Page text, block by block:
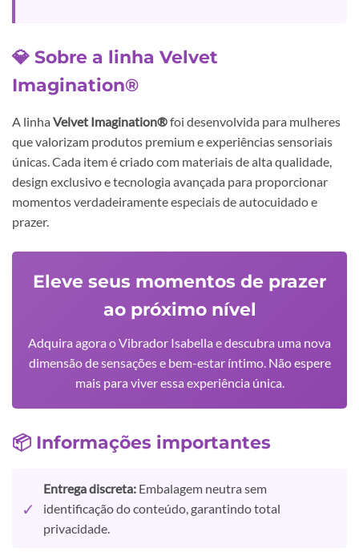
💎 Sobre a linha Velvet
Imagination®
A linha Velvet Imagination®foi desenvolvida para mulheres
que valorizam produtos premium e experiências sensoriais
únicas. Cada item é criado com materiais de alta qualidade,
design exclusivo e tecnologia avançada para proporcionar
momentos verdadeiramente especiais de autocuidado e
prazer.
Eleve seus momentos de prazer
ao próximo nível
Adquira agora o Vibrador Isabella e descubra uma nova
dimensão de sensações e bem-estar íntimo. Não espere
mais para viver essa experiência única.
📦 Informações importantes
✓
Entrega discreta: Embalagem neutra sem
identificação do conteúdo, garantindo total
privacidade.